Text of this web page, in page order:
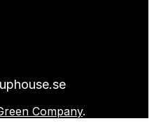
Company.